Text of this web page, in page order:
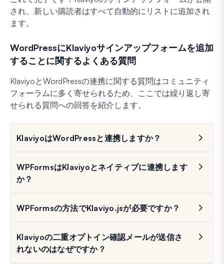
され、新しい購読者はすべて自動的にリストに追加され
ます。
WordPressにKlaviyoサインアップフォームを追加
することに関するよくある質問
KlaviyoとWordPressの連携に関する質問はコミュニティ
フォーラムに多く寄せられるため、ここでは繰り返し寄
せられる質問への回答を紹介します。
KlaviyoはWordPressと連携しますか？
WPFormsはKlaviyoとネイティブに連携します
か？
WPFormsの方法でKlaviyo.jsが必要ですか？
Klaviyoの二重オプトイン確認メールが送信さ
れないのはなぜですか？